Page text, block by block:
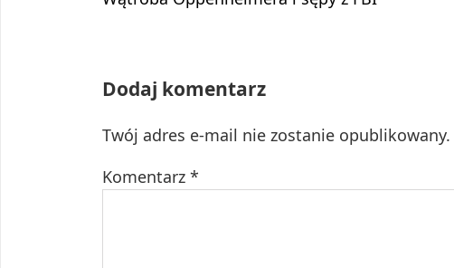
Dodaj komentarz
Twój adres e-mail nie zostanie opublikowany.
Komentarz *